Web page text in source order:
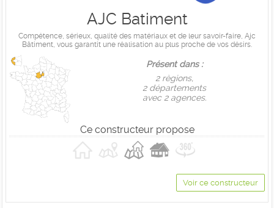
AJC Batiment
Compétence, sérieux, qualité des matériaux et de leur savoir-faire, Ajc
Bâtiment, vous garantit une réalisation au plus proche de vos désirs.
Présent dans :
2 règions,
2 départements
avec 2 agences.
Ce constructeur propose
Voir ce constructeur